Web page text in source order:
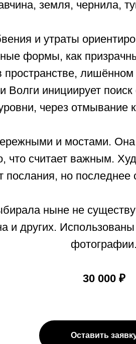
земля, чернила,
и утраты
формы, как
лишённом
Волги инициирует
через
и мостами.
что считает важным.
послания, но последнее
ныне не
и других.
фотографии.
30 000 ₽
Оставить